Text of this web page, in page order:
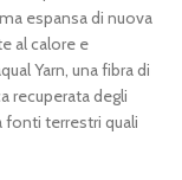
espansa di nuova
al calore e
Yarn, una fibra di
recuperata degli
terrestri quali